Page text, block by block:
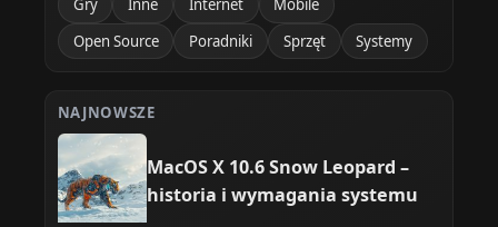
Gry
Inne Internet
Mobile
Open Source
Poradniki Sprzęt Systemy
NAJNOWSZE
MacOS X 10.6 Snow Leopard –
historia i wymagania systemu